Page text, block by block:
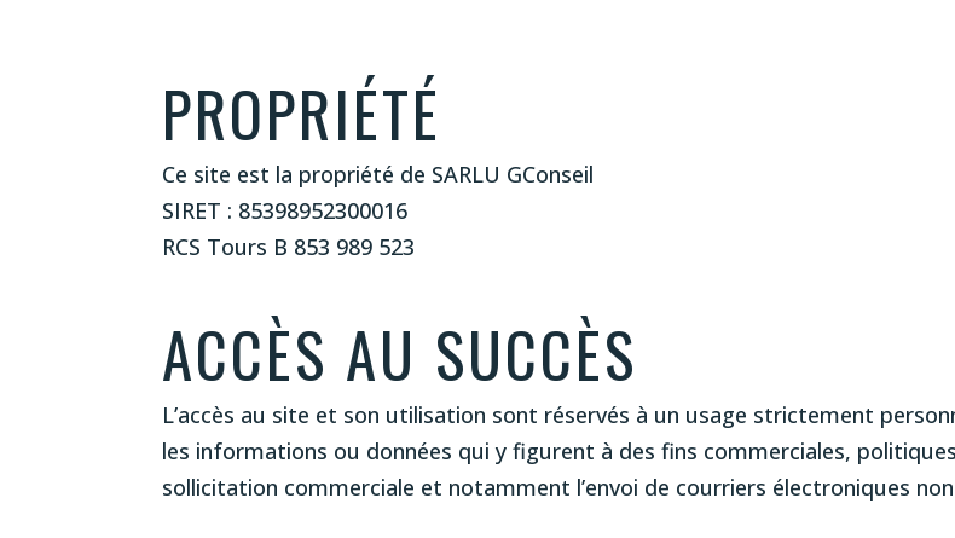
PROPRIÉTÉ
Ce site est la propriété de SARLU GConseil
SIRET : 85398952300016
RCS Tours B 853 989 523
ACCÈS AU SUCCÈS
L’accès au site et son utilisation sont réservés à un usage strictement
les informations ou données qui y figurent à des fins commerciales,
sollicitation commerciale et notamment l’envoi de courriers électroniques